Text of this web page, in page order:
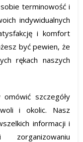
terminowość i
indywidualnych
i komfort
być pewien, że
rękach naszych
szczegóły
i okolic. Nasz
informacji i